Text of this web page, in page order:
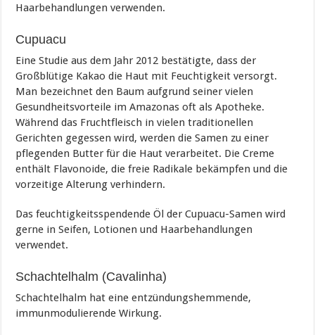
Haarbehandlungen verwenden.
Cupuacu
Eine Studie aus dem Jahr 2012 bestätigte, dass der
Großblütige Kakao die Haut mit Feuchtigkeit versorgt.
Man bezeichnet den Baum aufgrund seiner vielen
Gesundheitsvorteile im Amazonas oft als Apotheke.
Während das Fruchtfleisch in vielen traditionellen
Gerichten gegessen wird, werden die Samen zu einer
pflegenden Butter für die Haut verarbeitet. Die Creme
enthält Flavonoide, die freie Radikale bekämpfen und die
vorzeitige Alterung verhindern.
Das feuchtigkeitsspendende Öl der Cupuacu-Samen wird
gerne in Seifen, Lotionen und Haarbehandlungen
verwendet.
Schachtelhalm (Cavalinha)
Schachtelhalm hat eine entzündungshemmende,
immunmodulierende Wirkung.